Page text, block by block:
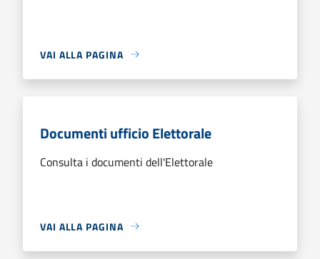
VAI ALLA PAGINA
Documenti ufficio Elettorale
Consulta i documenti dell'Elettorale
VAI ALLA PAGINA